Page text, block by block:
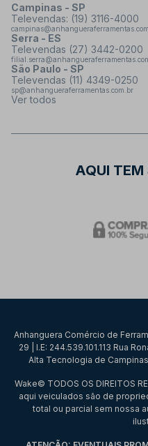
Campinas - SP
Televendas: (19) 3116-4000
Serra - ES
Televendas (27) 3442-0200
São Paulo - SP
Televendas (11) 4349-0250
sp@anhangueraferramentas.com.br
Ver todos
AQUI TEM
Anhanguera Comércio de
29 | I.E: 244.539.101.113 Rua
Alta Tecnologia de
Wake© TODOS OS DIREITOS
aqui veiculados são de
total ou parcial sem nossa